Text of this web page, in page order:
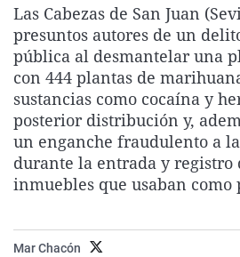
Las Cabezas de San Juan
presuntos autores de un
pública al desmantelar una
con 444 plantas de
sustancias como cocaína y
posterior distribución y,
un enganche fraudulento a
durante la entrada y registro
inmuebles que usaban como
Mar Chacón